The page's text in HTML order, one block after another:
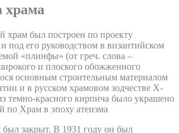
храма
храм был построен по проекту
под его руководством в византийском
«плинфы» (от греч. слова –
и плоского обожженного
основным строительным материалом
и в русском храмовом зодчестве X-
темно-красного кирпича было украшено
по Храм в эпоху атеизма
был закрыт. В 1931 году он был